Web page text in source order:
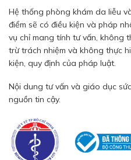
Hệ thống phòng khám da liễu
điểm sẽ có điều kiện và pháp
vụ chỉ mang tính tư vấn, không
trừ trách nhiệm và không thực
kiện, quy định của pháp luật.
Nội dung tư vấn và giáo dục
nguồn tin cậy.